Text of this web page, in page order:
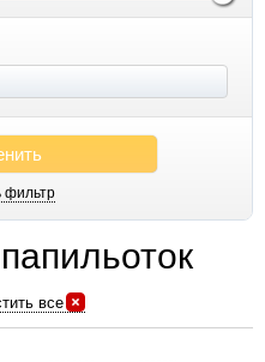
фильтр
все